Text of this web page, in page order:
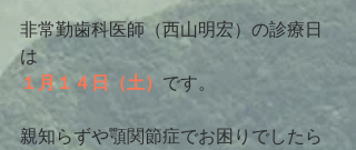
非常勤歯科医師（西山明宏）の診療日
は
１月１４日（土） です。
親知らずや顎関節症でお困りでしたら